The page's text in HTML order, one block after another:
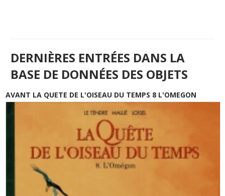
DERNIÈRES ENTRÉES DANS LA
BASE DE DONNÉES DES OBJETS
AVANT LA QUETE DE L'OISEAU DU TEMPS 8 L'OMEGON